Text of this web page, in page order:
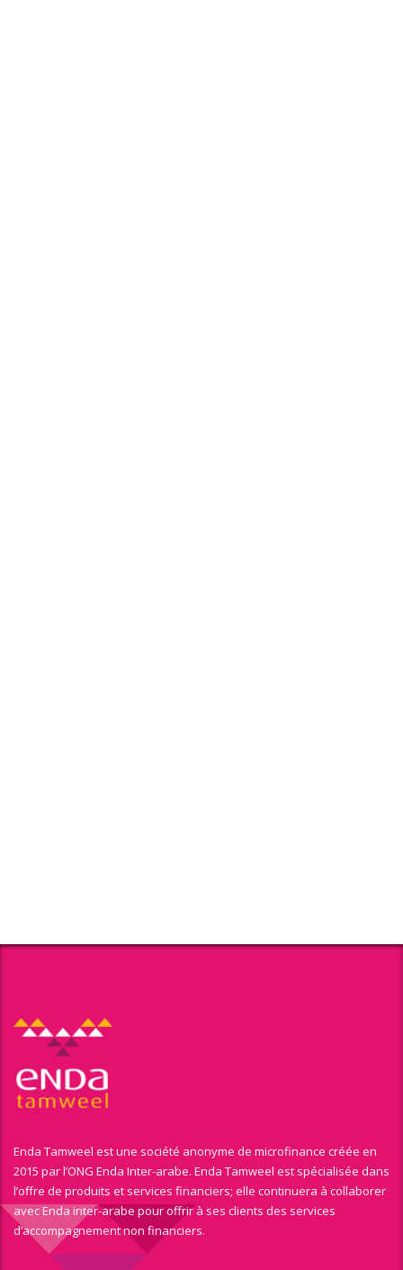
Enda Tamweel est une société anonyme de microfinance créée en
2015 par l’ONG Enda Inter-arabe. Enda Tamweel est spécialisée dans
l’offre de produits et services financiers; elle continuera à collaborer
avec Enda inter-arabe pour offrir à ses clients des services
d’accompagnement non financiers.